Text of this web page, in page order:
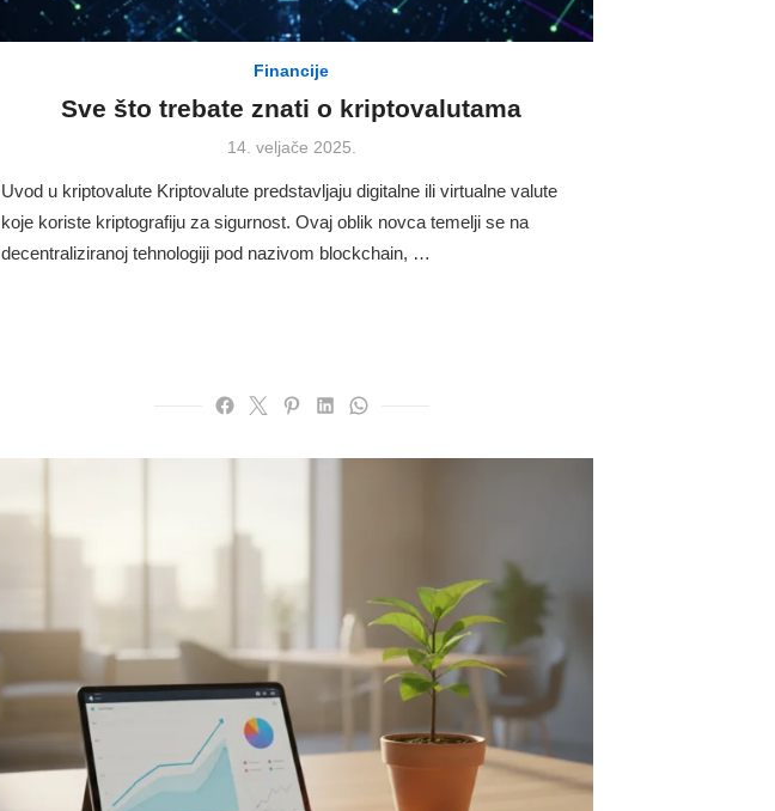
Financije
Sve što trebate znati o kriptovalutama
Posted
14. veljače 2025.
Uvod u kriptovalute Kriptovalute predstavljaju digitalne ili virtualne valute
koje koriste kriptografiju za sigurnost. Ovaj oblik novca temelji se na
decentraliziranoj tehnologiji pod nazivom blockchain, …